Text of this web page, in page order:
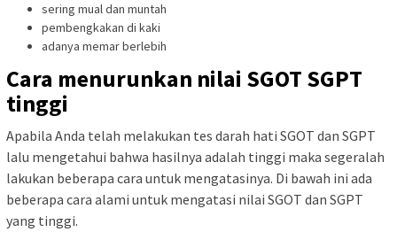
sering mual dan muntah
pembengkakan di kaki
adanya memar berlebih
Cara menurunkan nilai SGOT SGPT
tinggi
Apabila Anda telah melakukan tes darah hati SGOT dan SGPT
lalu mengetahui bahwa hasilnya adalah tinggi maka segeralah
lakukan beberapa cara untuk mengatasinya. Di bawah ini ada
beberapa cara alami untuk mengatasi nilai SGOT dan SGPT
yang tinggi.